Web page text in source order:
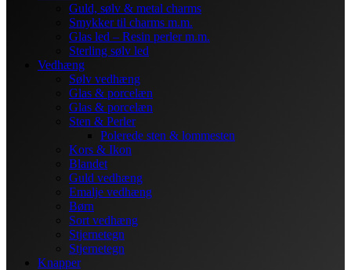
Guld, sølv & metal charms
Smykker til charms m.m.
Glas led – Resin perler m.m.
Sterling sølv led
Vedhæng
Sølv vedhæng
Glas & porcelæn
Glas & porcelæn
Sten & Perler
Polerede sten & lommesten
Kors & Ikon
Blandet
Guld vedhæng
Emalje vedhæng
Børn
Sort vedhæng
Stjernetegn
Stjernetegn
Knapper